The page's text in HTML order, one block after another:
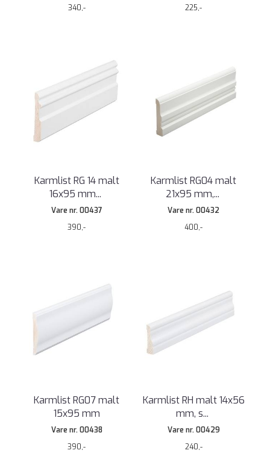
340,-
225,-
Karmlist RG 14 malt
16x95 mm...
Vare nr. 00437
390,-
Karmlist RG04 malt
21x95 mm,...
Vare nr. 00432
400,-
Karmlist RG07 malt
15x95 mm
Vare nr. 00438
390,-
Karmlist RH malt 14x56
mm, s...
Vare nr. 00429
240,-